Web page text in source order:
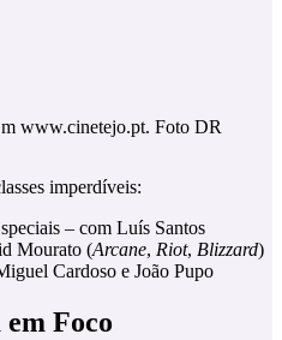
www.cinetejo.pt. Foto DR
imperdíveis:
– com Luís Santos
Mourato (Arcane, Riot, Blizzard)
Cardoso e João Pupo
Foco